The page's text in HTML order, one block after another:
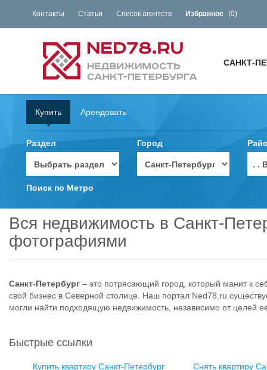
Контакты Статьи Список агентств Избранное (0)
САНКТ-
Купить Арендовать
Раздел Город
. .
Поиск по Метро
Вся недвижимость в Санкт-
фотографиями
Санкт-Петербург – это потрясающий город, который манит к
свой бизнес в Северной столице. Наш портал Ned78.ru
могли найти подходящую недвижимость, независимо от целей
Быстрые ссылки
Купить квартиру Санкт-Петербург
Снять квартиру